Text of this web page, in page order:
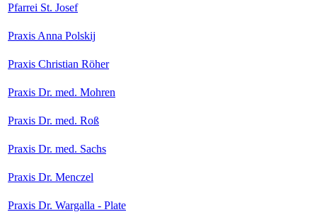
Pfarrei St. Josef
Praxis Anna Polskij
Praxis Christian Röher
Praxis Dr. med. Mohren
Praxis Dr. med. Roß
Praxis Dr. med. Sachs
Praxis Dr. Menczel
Praxis Dr. Wargalla - Plate